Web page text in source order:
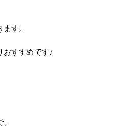
す。
おすすめです♪